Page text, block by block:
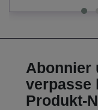
Abonnier
verpasse
Produkt-